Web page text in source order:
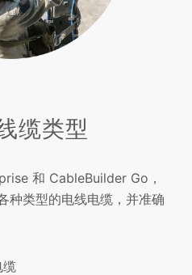
缆类型
和 CableBuilder Go，
种类型的电线电缆，并准确
缆